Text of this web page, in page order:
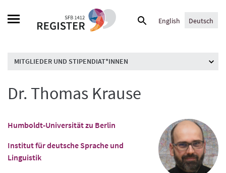
Suche
English Deutsch
MITGLIEDER UND STIPENDIAT*INNEN
Dr. Thomas Krause
Humboldt-Universität zu Berlin
Institut für deutsche Sprache und
Linguistik